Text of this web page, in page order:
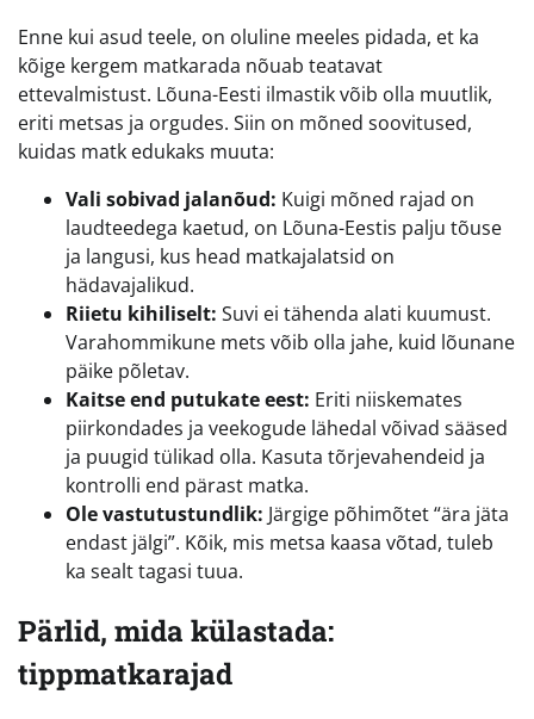
Enne kui asud teele, on oluline meeles pidada, et ka
kõige kergem matkarada nõuab teatavat
ettevalmistust. Lõuna-Eesti ilmastik võib olla muutlik,
eriti metsas ja orgudes. Siin on mõned soovitused,
kuidas matk edukaks muuta:
Vali sobivad jalanõud: Kuigi mõned rajad on
laudteedega kaetud, on Lõuna-Eestis palju tõuse
ja langusi, kus head matkajalatsid on
hädavajalikud.
Riietu kihiliselt: Suvi ei tähenda alati kuumust.
Varahommikune mets võib olla jahe, kuid lõunane
päike põletav.
Kaitse end putukate eest: Eriti niiskemates
piirkondades ja veekogude lähedal võivad sääsed
ja puugid tülikad olla. Kasuta tõrjevahendeid ja
kontrolli end pärast matka.
Ole vastutustundlik: Järgige põhimõtet “ära jäta
endast jälgi”. Kõik, mis metsa kaasa võtad, tuleb
ka sealt tagasi tuua.
Pärlid, mida külastada:
tippmatkarajad